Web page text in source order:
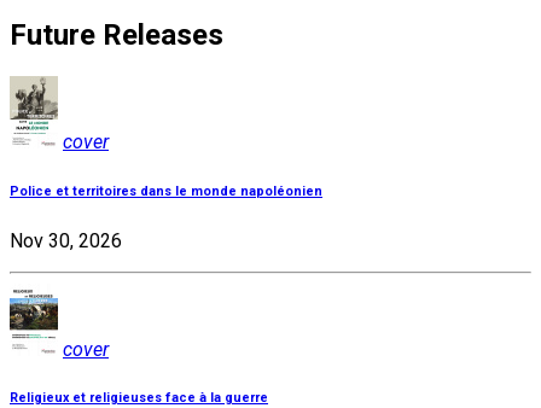
Future Releases
cover
Police et territoires dans le monde napoléonien
Nov 30, 2026
cover
Religieux et religieuses face à la guerre